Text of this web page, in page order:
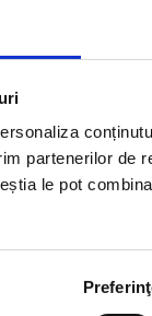
partenerilor de
le pot
ÎN COȘ